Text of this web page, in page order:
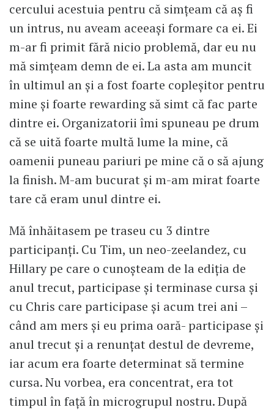
cercului acestuia pentru că simțeam că aș fi
un intrus, nu aveam aceeași formare ca ei. Ei
m-ar fi primit fără nicio problemă, dar eu nu
mă simțeam demn de ei. La asta am muncit
în ultimul an și a fost foarte copleșitor pentru
mine și foarte rewarding să simt că fac parte
dintre ei. Organizatorii îmi spuneau pe drum
că se uită foarte multă lume la mine, că
oamenii puneau pariuri pe mine că o să ajung
la finish. M-am bucurat și m-am mirat foarte
tare că eram unul dintre ei.
Mă înhăitasem pe traseu cu 3 dintre
participanți. Cu Tim, un neo-zeelandez, cu
Hillary pe care o cunoșteam de la ediția de
anul trecut, participase și terminase cursa și
cu Chris care participase și acum trei ani –
când am mers și eu prima oară- participase și
anul trecut și a renunțat destul de devreme,
iar acum era foarte determinat să termine
cursa. Nu vorbea, era concentrat, era tot
timpul în față în microgrupul nostru. După